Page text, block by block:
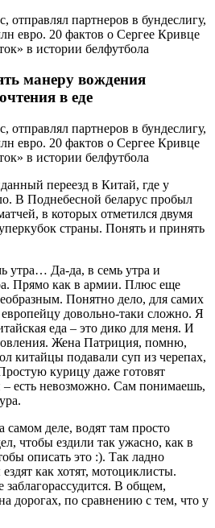
манеру вождения
в еде
переезд в Китай, где у
В Поднебесной беларус пробыл
в которых отметился двумя
страны. Понять и принять
утра… Да-да, в семь утра и
Прямо как в армии. Плюс еще
Понятно дело, для самих
довольно-таки сложно. Я
еда – это дико для меня. И
Жена Патриция, помню,
китайцы подавали суп из черепах,
курицу даже готовят
– есть невозможно. Сам понимаешь,
деле, водят там просто
чтобы ездили так ужасно, как в
описать это :). Так ладно
как хотят, мотоциклисты.
В общем,
дорогах, по сравнению с тем, что у